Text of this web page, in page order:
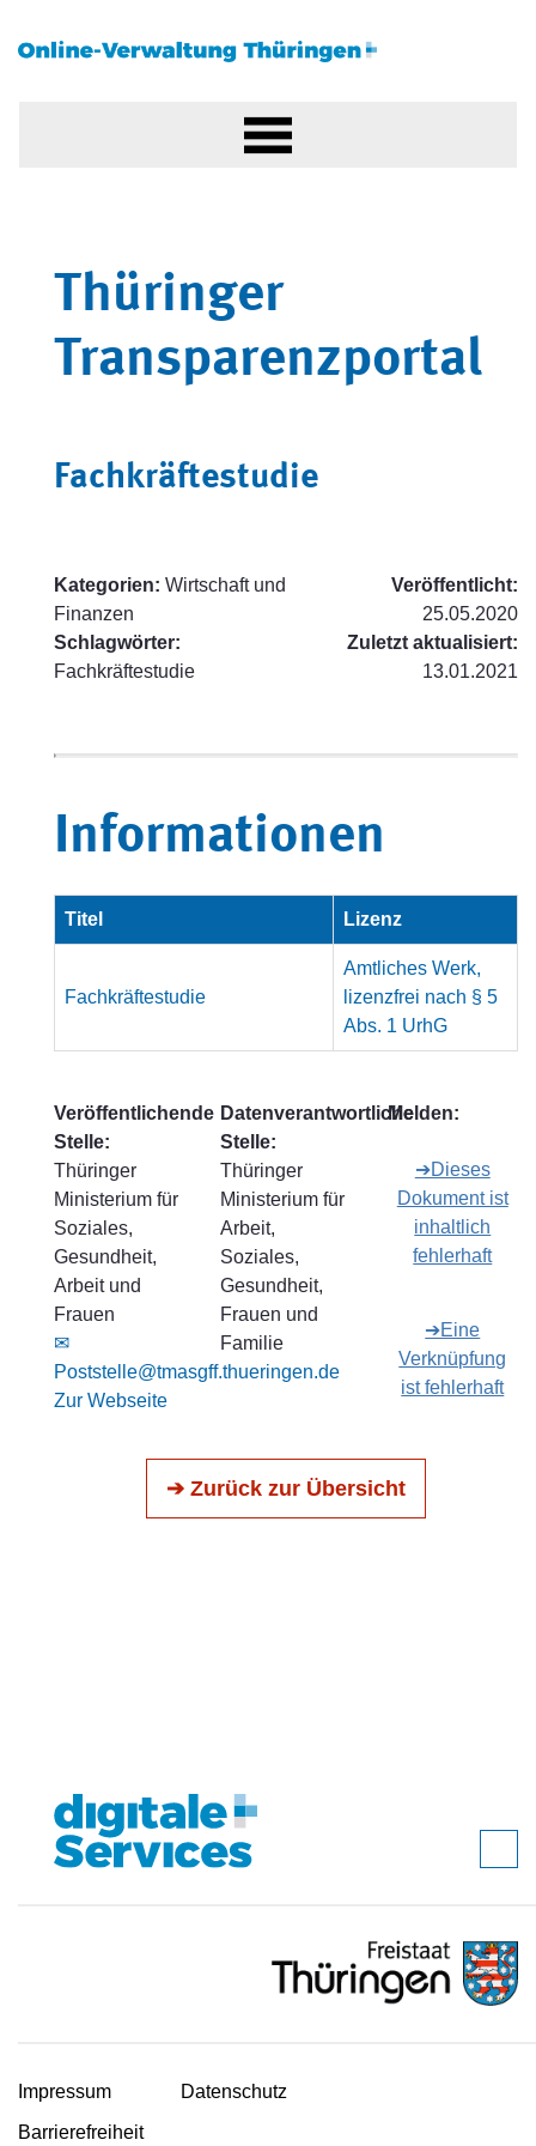
Thüringer
Transparenzportal
Fachkräftestudie
Kategorien: Wirtschaft und
Finanzen
Schlagwörter:
Fachkräftestudie
Veröffentlicht:
25.05.2020
Zuletzt aktualisiert:
13.01.2021
Informationen
Titel Lizenz
Fachkräftestudie
Amtliches Werk,
lizenzfrei nach § 5
Abs. 1 UrhG
Veröffentlichende
Stelle:
Thüringer
Ministerium für
Soziales,
Gesundheit,
Arbeit und
Frauen
✉
Poststelle@tmasgff.thueringen.de
Zur Webseite
Datenverantwortliche
Stelle:
Thüringer
Ministerium für
Arbeit,
Soziales,
Gesundheit,
Frauen und
Familie
Melden:
➔Dieses
Dokument ist
inhaltlich
fehlerhaft
➔Eine
Verknüpfung
ist fehlerhaft
➔ Zurück zur Übersicht
Impressum
Datenschutz
Barrierefreiheit